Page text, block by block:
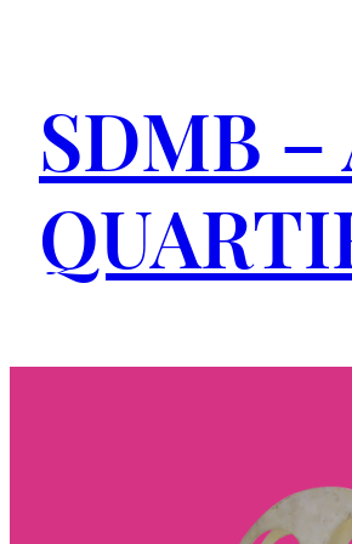
contenu
SDMB –